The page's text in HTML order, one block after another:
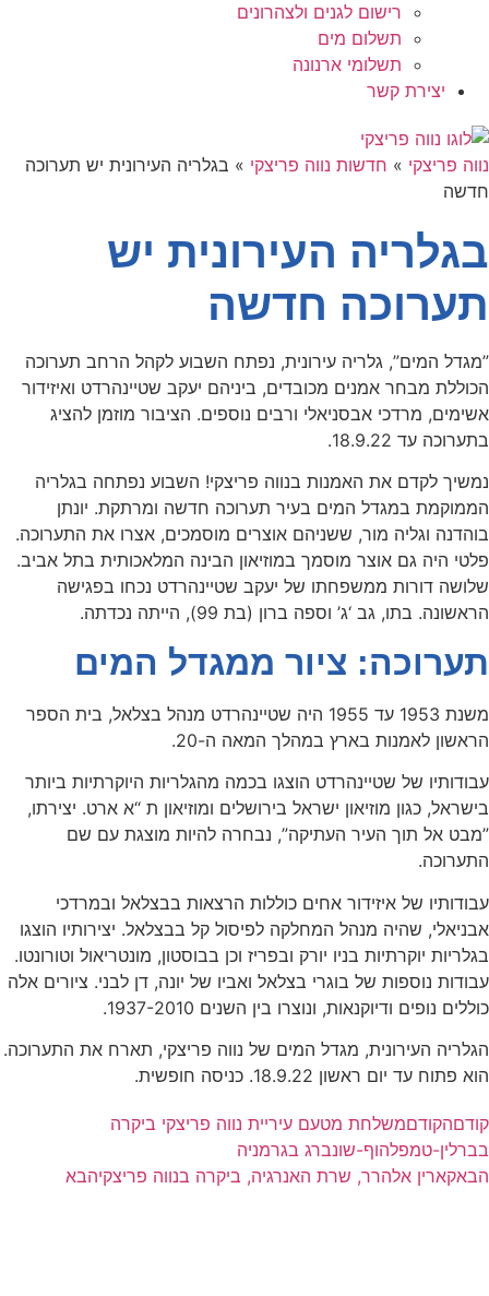
רישום לגנים ולצהרונים
תשלום מים
תשלומי ארנונה
יצירת קשר
נווה פריצקי » חדשות נווה פריצקי » בגלריה העירונית יש תערוכה
חדשה
בגלריה העירונית יש
תערוכה חדשה
”מגדל המים”, גלריה עירונית, נפתח השבוע לקהל הרחב תערוכה
הכוללת מבחר אמנים מכובדים, ביניהם יעקב שטיינהרדט ואיזידור
אשימים, מרדכי אבסניאלי ורבים נוספים. הציבור מוזמן להציג
בתערוכה עד 18.9.22.
נמשיך לקדם את האמנות בנווה פריצקי! השבוע נפתחה בגלריה
הממוקמת במגדל המים בעיר תערוכה חדשה ומרתקת. יונתן
בוהדנה וגליה מור, ששניהם אוצרים מוסמכים, אצרו את התערוכה.
פלטי היה גם אוצר מוסמך במוזיאון הבינה המלאכותית בתל אביב.
שלושה דורות ממשפחתו של יעקב שטיינהרדט נכחו בפגישה
הראשונה. בתו, גב ‘ג’ וספה ברון (בת 99), הייתה נכדתה.
תערוכה: ציור ממגדל המים
משנת 1953 עד 1955 היה שטיינהרדט מנהל בצלאל, בית הספר
הראשון לאמנות בארץ במהלך המאה ה-20.
עבודותיו של שטיינהרדט הוצגו בכמה מהגלריות היוקרתיות ביותר
בישראל, כגון מוזיאון ישראל בירושלים ומוזיאון ת “א ארט. יצירתו,
”מבט אל תוך העיר העתיקה”, נבחרה להיות מוצגת עם שם
התערוכה.
עבודותיו של איזידור אחים כוללות הרצאות בבצלאל ובמרדכי
אבניאלי, שהיה מנהל המחלקה לפיסול קל בבצלאל. יצירותיו הוצגו
בגלריות יוקרתיות בניו יורק ובפריז וכן בבוסטון, מונטריאול וטורונטו.
עבודות נוספות של בוגרי בצלאל ואביו של יונה, דן לבני. ציורים אלה
כוללים נופים ודיוקנאות, ונוצרו בין השנים 1937-2010.
הגלריה העירונית, מגדל המים של נווה פריצקי, תארח את התערוכה.
הוא פתוח עד יום ראשון 18.9.22. כניסה חופשית.
קודםהקודםמשלחת מטעם עיריית נווה פריצקי ביקרה
בברלין-טמפלהוף-שונברג בגרמניה
הבאקארין אלהרר, שרת האנרגיה, ביקרה בנווה פריצקיהבא